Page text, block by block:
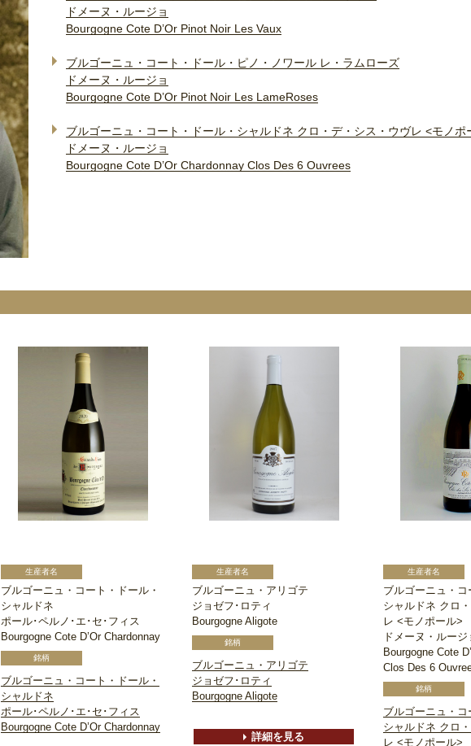
ドメーヌ・ルージョ
Bourgogne Cote D’Or Pinot Noir Les Vaux
ブルゴーニュ・コート・ドール・ピノ・ノワール レ・ラムローズ
ドメーヌ・ルージョ
Bourgogne Cote D’Or Pinot Noir Les LameRoses
ブルゴーニュ・コート・ドール・シャルドネ クロ・デ・シス・ウヴレ <モノポ
ドメーヌ・ルージョ
Bourgogne Cote D’Or Chardonnay Clos Des 6 Ouvrees
ブルゴーニュ・コート・ドール・
シャルドネ
ポール･ペルノ･エ･セ･フィス
Bourgogne Cote D’Or Chardonnay
ブルゴーニュ・コート・ドール・
シャルドネ
ポール･ペルノ･エ･セ･フィス
Bourgogne Cote D’Or Chardonnay
ブルゴーニュ・アリゴテ
ジョゼフ･ロティ
Bourgogne Aligote
ブルゴーニュ・アリゴテ
ジョゼフ･ロティ
Bourgogne Aligote
詳細を見る
ブルゴーニュ・コ
シャルドネ クロ
レ <モノポール>
ドメーヌ・ルージ
Bourgogne Cote
Clos Des 6
ブルゴーニュ・コ
シャルドネ クロ
レ <モノポール>